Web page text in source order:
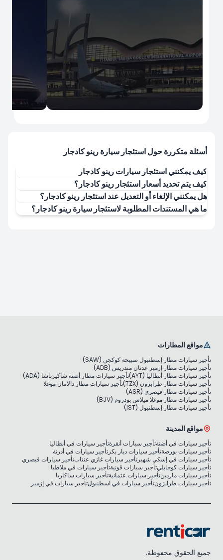
استأجر الآن استأجر
أسئلة متكررة حول استئجار سيارة رينو كادجار
كيف يمكنني استئجار سيارات رينو كادجار
كيف يتم تحديد أسعار استئجار رينو كادجار؟
هل يمكنني الإلغاء أو التعديل عند استئجار رينو كادجار؟
ما هي المستندات المطلوبة لاستئجار سيارة رينو كادجار؟
مواقع المطارات
تأجير سيارات مطار إسطنبول صبيحة كوكجن (SAW)
تأجير سيارات مطار إزمير عدنان مندريس (ADB)
تأجير سيارات مطار أنطاليا (AYT)
تأجير سيارات مطار أضنة شاكيرباشا (ADA)
تأجير سيارات مطار طرابزون (TZX)
تأجير سيارات مطار دالامان موغلا
تأجير سيارات مطار قيصري (ASR)
تأجير سيارات مطار موغلا ميلاس بودروم (BJV)
تأجير سيارات مطار إسطنبول (IST)
مواقع المدينة
تأجير سيارات في أضنةتأجير سيارات أنقرةتأجير سيارات في أنطاليا
تأجير سيارات بورصةتأجير سيارات ديار بكرتأجير سيارات في أدرنة
تأجير سيارات في إسكي شهيرتأجير سيارات غازي عنتابتأجير سيارات قيصري
تأجير سيارات كوجايليتأجير سيارات قونيةتأجير سيارات في ملاطيا
تأجير سيارات ماردينتأجير سيارات عثمانيةتأجير سيارات ساكاريا
تأجير سيارات طرابزونتأجير سيارات في اسطنبولتأجير سيارات في إزمير
جميع الحقوق محفوظة.